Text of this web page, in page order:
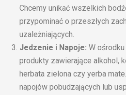
Chcemy unikać wszelkich
przypominać o przeszłych
uzależniających.
Jedzenie i Napoje: W
produkty zawierające alkohol,
herbata zielona czy yerba
napojów pobudzających lub